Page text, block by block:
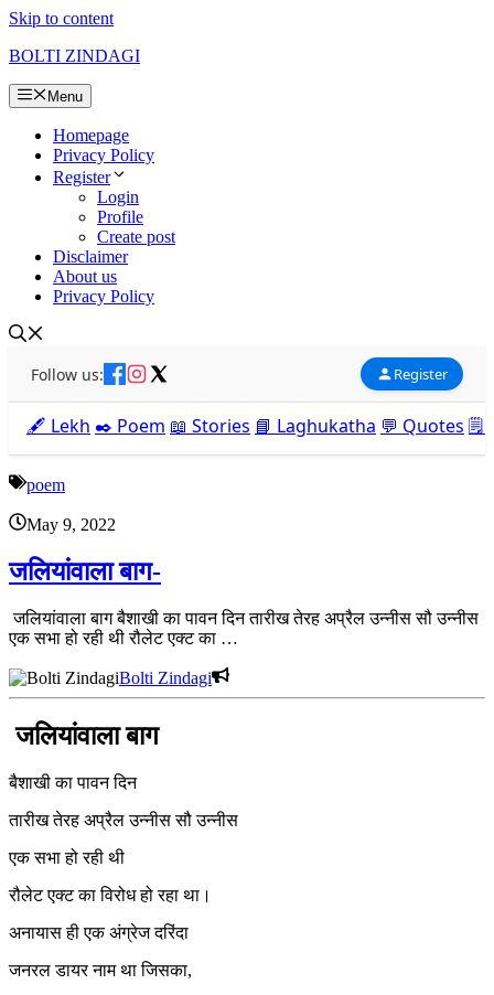
Skip to content
BOLTI ZINDAGI
Menu
Homepage
Privacy Policy
Register
Login
Profile
Create post
Disclaimer
About us
Privacy Policy
Follow us: Register
🖋️ Lekh ✒️ Poem 📖 Stories 📘 Laghukatha 💬 Quotes 🗒️
poem
May 9, 2022
जलियांवाला बाग-
जलियांवाला बाग बैशाखी का पावन दिन तारीख तेरह अप्रैल उन्नीस सौ उन्नीस
एक सभा हो रही थी रौलेट एक्ट का …
Bolti Zindagi
जलियांवाला बाग
बैशाखी का पावन दिन
तारीख तेरह अप्रैल उन्नीस सौ उन्नीस
एक सभा हो रही थी
रौलेट एक्ट का विरोध हो रहा था।
अनायास ही एक अंग्रेज दरिंदा
जनरल डायर नाम था जिसका,